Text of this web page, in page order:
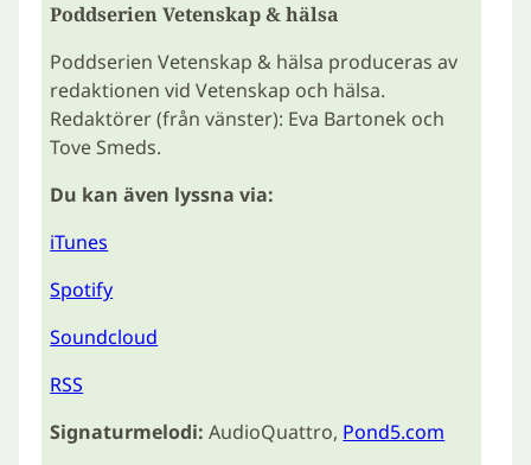
Poddserien Vetenskap & hälsa
Poddserien Vetenskap & hälsa produceras av
redaktionen vid Vetenskap och hälsa.
Redaktörer (från vänster): Eva Bartonek och
Tove Smeds.
Du kan även lyssna via:
iTunes
Spotify
Soundcloud
RSS
Signaturmelodi: AudioQuattro, Pond5.com